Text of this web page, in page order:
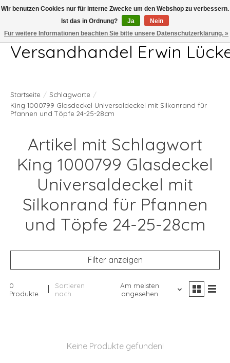
Telefon 04407 715872 MO-DO 7.00-17.00Uhr FR 7.00-13.00Uhr
Versandhandel Erwin
Startseite / Schlagworte /
King 1000799 Glasdeckel Universaldeckel mit Silkonrand für
Pfannen und Töpfe 24-25-28cm
Artikel mit Schlagwort
King 1000799 Glasdeckel
Universaldeckel mit
Silkonrand für Pfannen
und Töpfe 24-25-28cm
Filter anzeigen
0
Produkte
Sortieren
nach
Am meisten
angesehen
Keine Produkte gefunden!
Wir benutzen Cookies nur für interne Zwecke um den Webshop zu verbessern.
Ist das in Ordnung?
Ja
Nein
Für weitere Informationen beachten Sie bitte unsere Datenschutzerklärung. »